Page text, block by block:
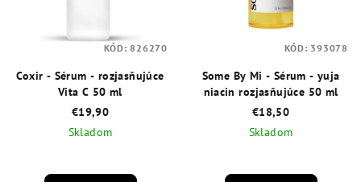
Coxir - Sérum - rozjasňujúce
Vita C 50 ml
€19,90
Skladom
hodnotenie
KÓD:826270
Some By Mi - Sérum - yuja
niacin rozjasňujúce 50 ml
€18,50
Skladom
hodnotenie
KÓD: 393078